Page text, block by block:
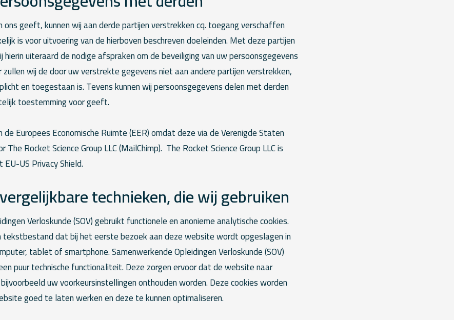
ons geeft, kunnen wij aan derde partijen verstrekken cq. toegang verschaffen
is voor uitvoering van de hierboven beschreven doeleinden. Met deze partijen
hierin uiteraard de nodige afspraken om de beveiliging van uw persoonsgegevens
wij de door uw verstrekte gegevens niet aan andere partijen verstrekken,
en toegestaan is. Tevens kunnen wij persoonsgegevens delen met derden
toestemming voor geeft.
Europees Economische Ruimte (EER) omdat deze via de Verenigde Staten
The Rocket Science Group LLC (MailChimp). The Rocket Science Group LLC is
US Privacy Shield.
technieken, die wij gebruiken
Verloskunde (SOV) gebruikt functionele en anonieme analytische cookies.
tekstbestand dat bij het eerste bezoek aan deze website wordt opgeslagen in
tablet of smartphone. Samenwerkende Opleidingen Verloskunde (SOV)
puur technische functionaliteit. Deze zorgen ervoor dat de website naar
uw voorkeursinstellingen onthouden worden. Deze cookies worden
goed te laten werken en deze te kunnen optimaliseren.